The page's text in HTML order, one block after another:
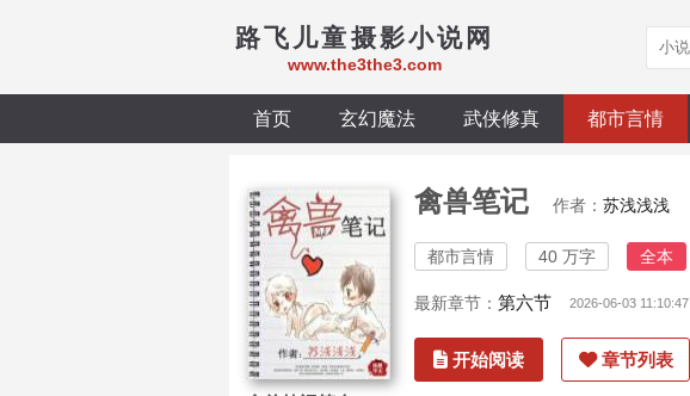
路飞儿童摄影小说网
www.the3the3.com
首页 玄幻魔法 武侠修真 都市言情
禽兽笔记 作者： 苏浅浅浅
都市言情 40 万字 全本
最新章节： 第六节 2026-06-03 11:10:47
开始阅读 章节列表